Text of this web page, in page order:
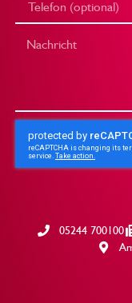
05244 700100